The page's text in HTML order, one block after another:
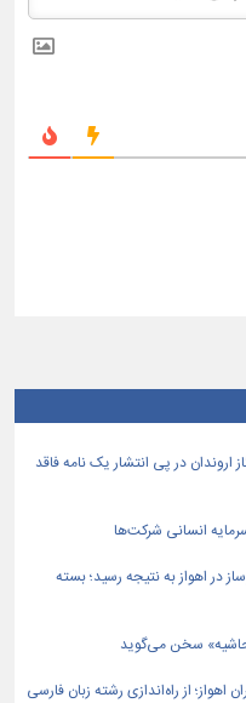
در پی انتشار یک نامه فاقد
انسانی شرکت‌ها
در اهواز به نتیجه رسید؛ بسته
«حاشیه» سخن می‌گوید
از راه‌اندازی رشته زبان فارسی